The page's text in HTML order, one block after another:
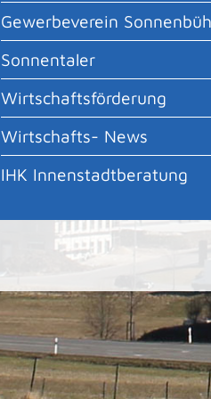
Gewerbeverein
Sonnentaler
Wirtschaftsförderung
Wirtschafts- News
IHK Innenstadtberatung